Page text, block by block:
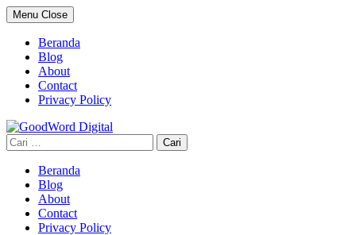
Skip
to
content
Menu Close
Beranda
Blog
About
Contact
Privacy Policy
Cari
untuk:
Beranda
Blog
About
Contact
Privacy Policy